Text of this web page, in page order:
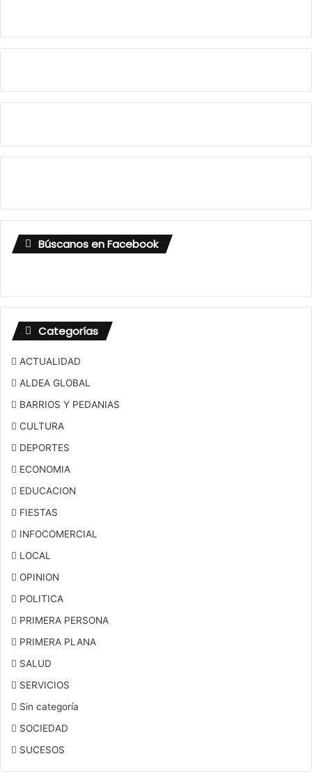
Búscanos en Facebook
Categorías
ACTUALIDAD
ALDEA GLOBAL
BARRIOS Y PEDANIAS
CULTURA
DEPORTES
ECONOMIA
EDUCACION
FIESTAS
INFOCOMERCIAL
LOCAL
OPINION
POLITICA
PRIMERA PERSONA
PRIMERA PLANA
SALUD
SERVICIOS
Sin categoría
SOCIEDAD
SUCESOS